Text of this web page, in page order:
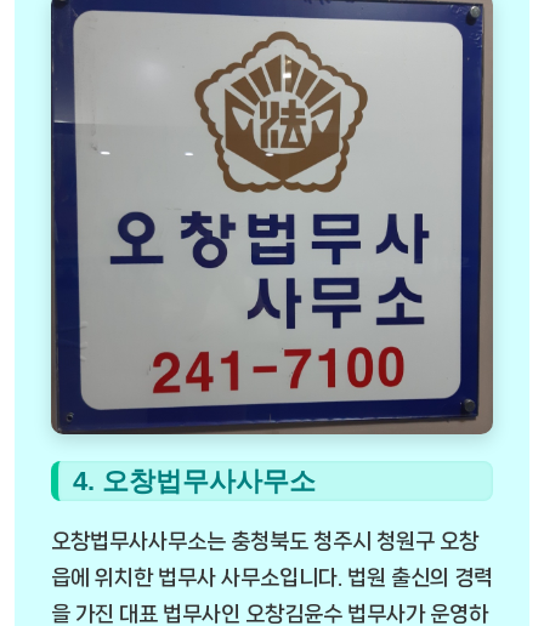
4. 오창법무사사무소
오창법무사사무소는 충청북도 청주시 청원구 오창
읍에 위치한 법무사 사무소입니다. 법원 출신의 경력
을 가진 대표 법무사인 오창김윤수 법무사가 운영하